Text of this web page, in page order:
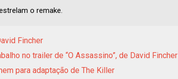
o remake.
Fincher
no trailer de “O Assassino”, de David Fincher
para adaptação de The Killer